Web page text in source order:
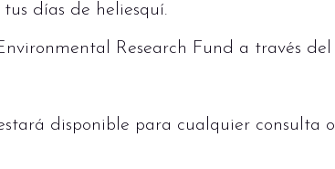
días de heliesquí.
Research Fund a través del
disponible para cualquier consulta o